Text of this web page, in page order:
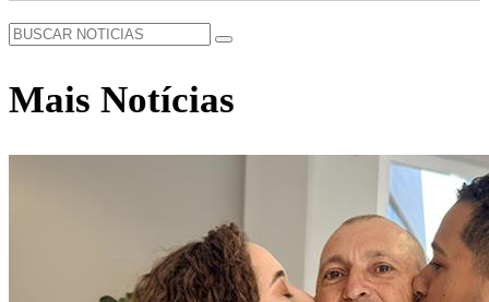
Mais Notícias